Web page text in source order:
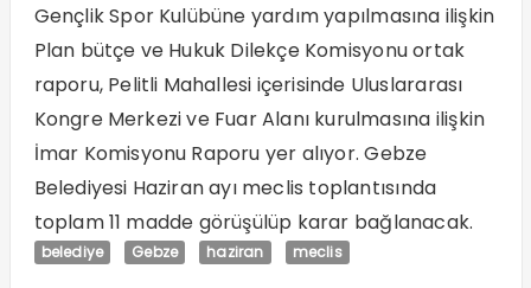
Gençlik Spor Kulübüne yardım yapılmasına ilişkin
Plan bütçe ve Hukuk Dilekçe Komisyonu ortak
raporu, Pelitli Mahallesi içerisinde Uluslararası
Kongre Merkezi ve Fuar Alanı kurulmasına ilişkin
İmar Komisyonu Raporu yer alıyor. Gebze
Belediyesi Haziran ayı meclis toplantısında
toplam 11 madde görüşülüp karar bağlanacak.
belediye Gebze haziran meclis